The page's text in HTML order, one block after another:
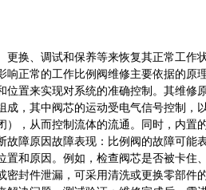
换、调试和保养等来恢复其正常工作
正常的工作比例阀维修主要依据的原
置来实现对系统的准确控制。其维修
，其中阀芯的运动受电气信号控制，
，从而控制流体的流通。同时，内置
障原因故障表现：比例阀的故障可能
和原因。例如，检查阀芯是否被卡住
封件泄漏，可采用清洗或更换零部件